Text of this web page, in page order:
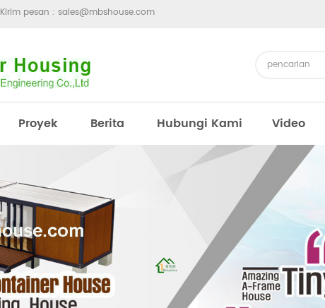
Kirim pesan : sales@mbshouse.com
Proyek Berita Hubungi Kami Video